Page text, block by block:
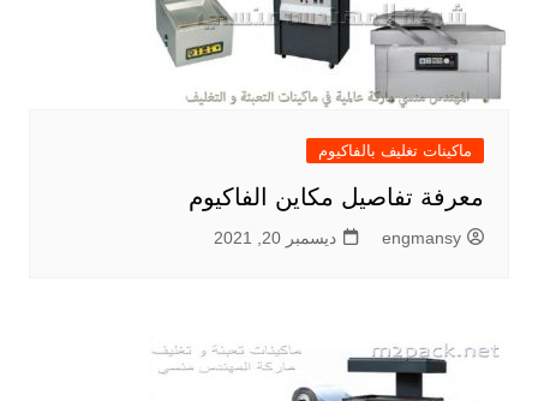
ماكينات تغليف بالفاكيوم
معرفة تفاصيل مكاين الفاكيوم
engmansy ديسمبر 20, 2021